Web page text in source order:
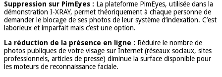
Suppression sur PimEyes : La plateforme PimEyes, utilisée dans la
démonstration I-XRAY, permet théoriquement à chaque personne de
demander le blocage de ses photos de leur système d’indexation. C’est
laborieux et imparfait mais c’est une option.
La réduction de la présence en ligne : Réduire le nombre de
photos publiques de votre visage sur Internet (réseaux sociaux, sites
professionnels, articles de presse) diminue la surface disponible pour
les moteurs de reconnaissance faciale.